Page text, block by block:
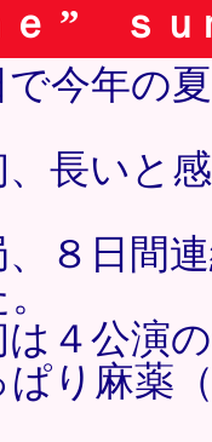
ｅ ” ｓ
で今年の
、長いと
、８日間
は４公演
り麻薬（